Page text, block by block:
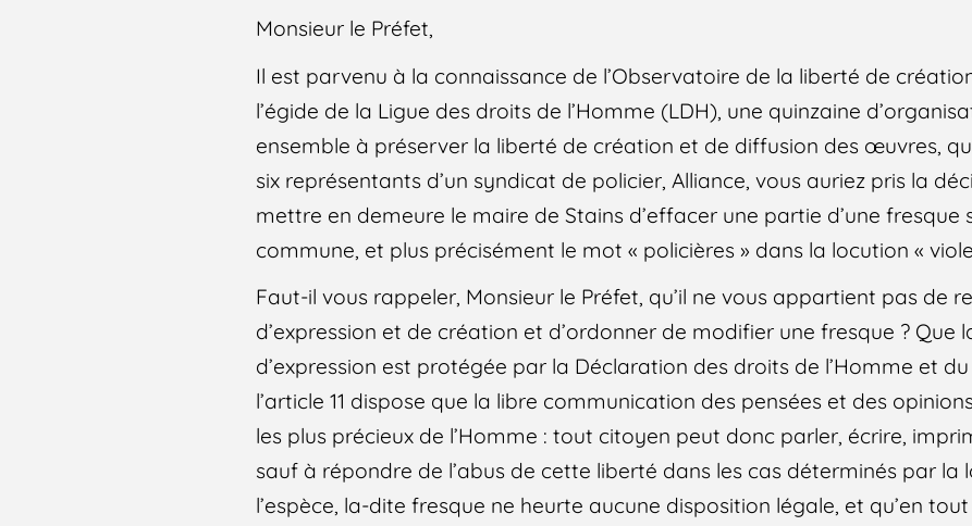
Monsieur le Préfet,
Il est parvenu à la connaissance de l’Observatoire de la liberté de
l’égide de la Ligue des droits de l’Homme (LDH), une quinzaine
ensemble à préserver la liberté de création et de diffusion des œuvres,
six représentants d’un syndicat de policier, Alliance, vous auriez pris la
mettre en demeure le maire de Stains d’effacer une partie d’une fresque
commune, et plus précisément le mot « policières » dans la locution «
Faut-il vous rappeler, Monsieur le Préfet, qu’il ne vous appartient pas de
d’expression et de création et d’ordonner de modifier une fresque ? Que
d’expression est protégée par la Déclaration des droits de l’Homme et
l’article 11 dispose que la libre communication des pensées et des
les plus précieux de l’Homme : tout citoyen peut donc parler, écrire,
sauf à répondre de l’abus de cette liberté dans les cas déterminés par la
l’espèce, la-dite fresque ne heurte aucune disposition légale, et qu’en